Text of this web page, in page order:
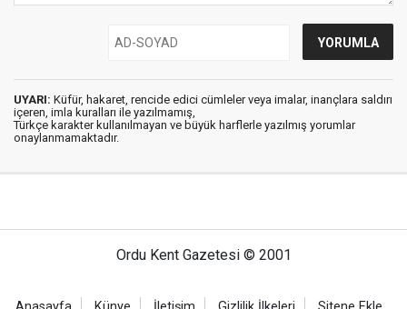
UYARI: Küfür, hakaret, rencide edici cümleler veya imalar, inançlara saldırı
içeren, imla kuralları ile yazılmamış,
Türkçe karakter kullanılmayan ve büyük harflerle yazılmış yorumlar
onaylanmamaktadır.
Ordu Kent Gazetesi © 2001